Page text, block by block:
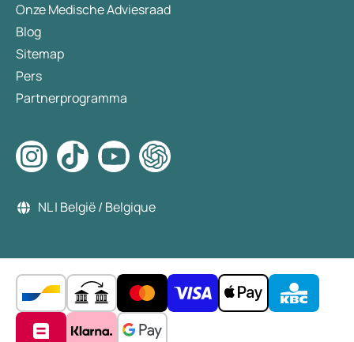
Onze Medische Adviesraad
Blog
Sitemap
Pers
Partnerprogramma
NL | België / Belgique